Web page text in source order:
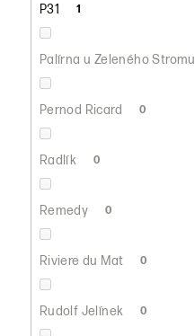
P31 1
Palírna u Zeleného Stromu
Pernod Ricard 0
Radlík 0
Remedy 0
Riviere du Mat 0
Rudolf Jelínek 0